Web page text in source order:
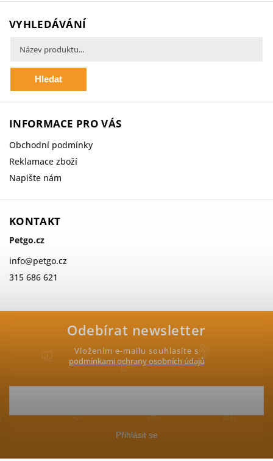
Odebírat newsletter
Vložením e-mailu souhlasíte s
podmínkami ochrany osobních údajů
Přihlásit se
VYHLEDÁVÁNÍ
Hledat
INFORMACE PRO VÁS
Obchodní podmínky
Reklamace zboží
Napište nám
KONTAKT
Petgo.cz
info@petgo.cz
315 686 621